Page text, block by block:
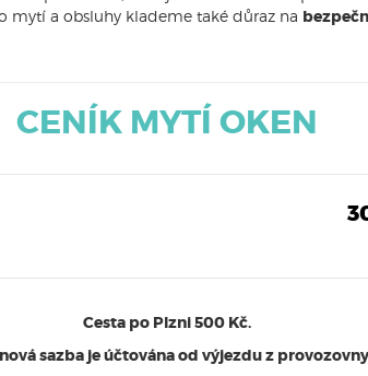
mytí a obsluhy klademe také důraz na
CENÍK MYTÍ OKEN
Cesta po Plzni 500 Kč.
sazba je účtována od výjezdu z